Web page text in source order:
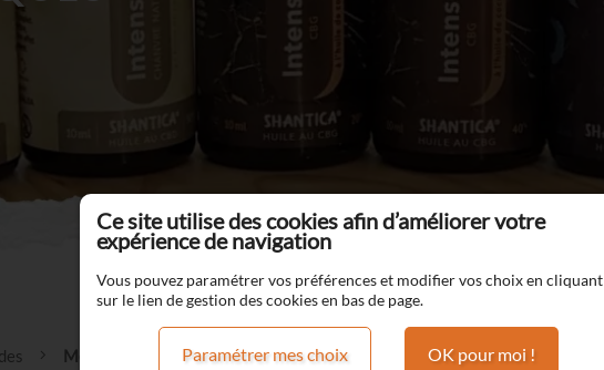
Modjo Vapors
Modjo Vapors
Ce site utilise des cookies afin d’améliorer votre
expérience de navigation
Vous pouvez paramétrer vos préférences et modifier vos choix en cliquant
sur le lien de gestion des cookies en bas de page.
Paramétrer mes choix OK pour moi !